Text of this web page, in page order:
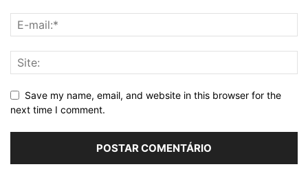
Save my name, email, and website in this browser for the
next time I comment.